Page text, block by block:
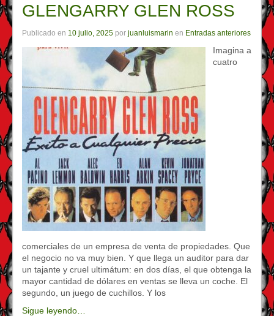
GLENGARRY GLEN ROSS
Publicado en 10 julio, 2025 por juanluismarin en Entradas anteriores
Imagina a
cuatro
comerciales de un empresa de venta de propiedades. Que
el negocio no va muy bien. Y que llega un auditor para dar
un tajante y cruel ultimátum: en dos días, el que obtenga la
mayor cantidad de dólares en ventas se lleva un coche. El
segundo, un juego de cuchillos. Y los
Sigue leyendo…